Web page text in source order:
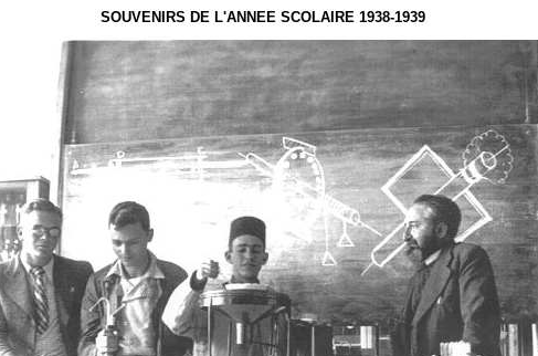
SOUVENIRS DE L'ANNEE SCOLAIRE 1938-1939